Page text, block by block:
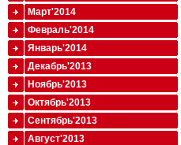
Март'2014
Февраль'2014
Январь'2014
Декабрь'2013
Ноябрь'2013
Октябрь'2013
Сентябрь'2013
Август'2013